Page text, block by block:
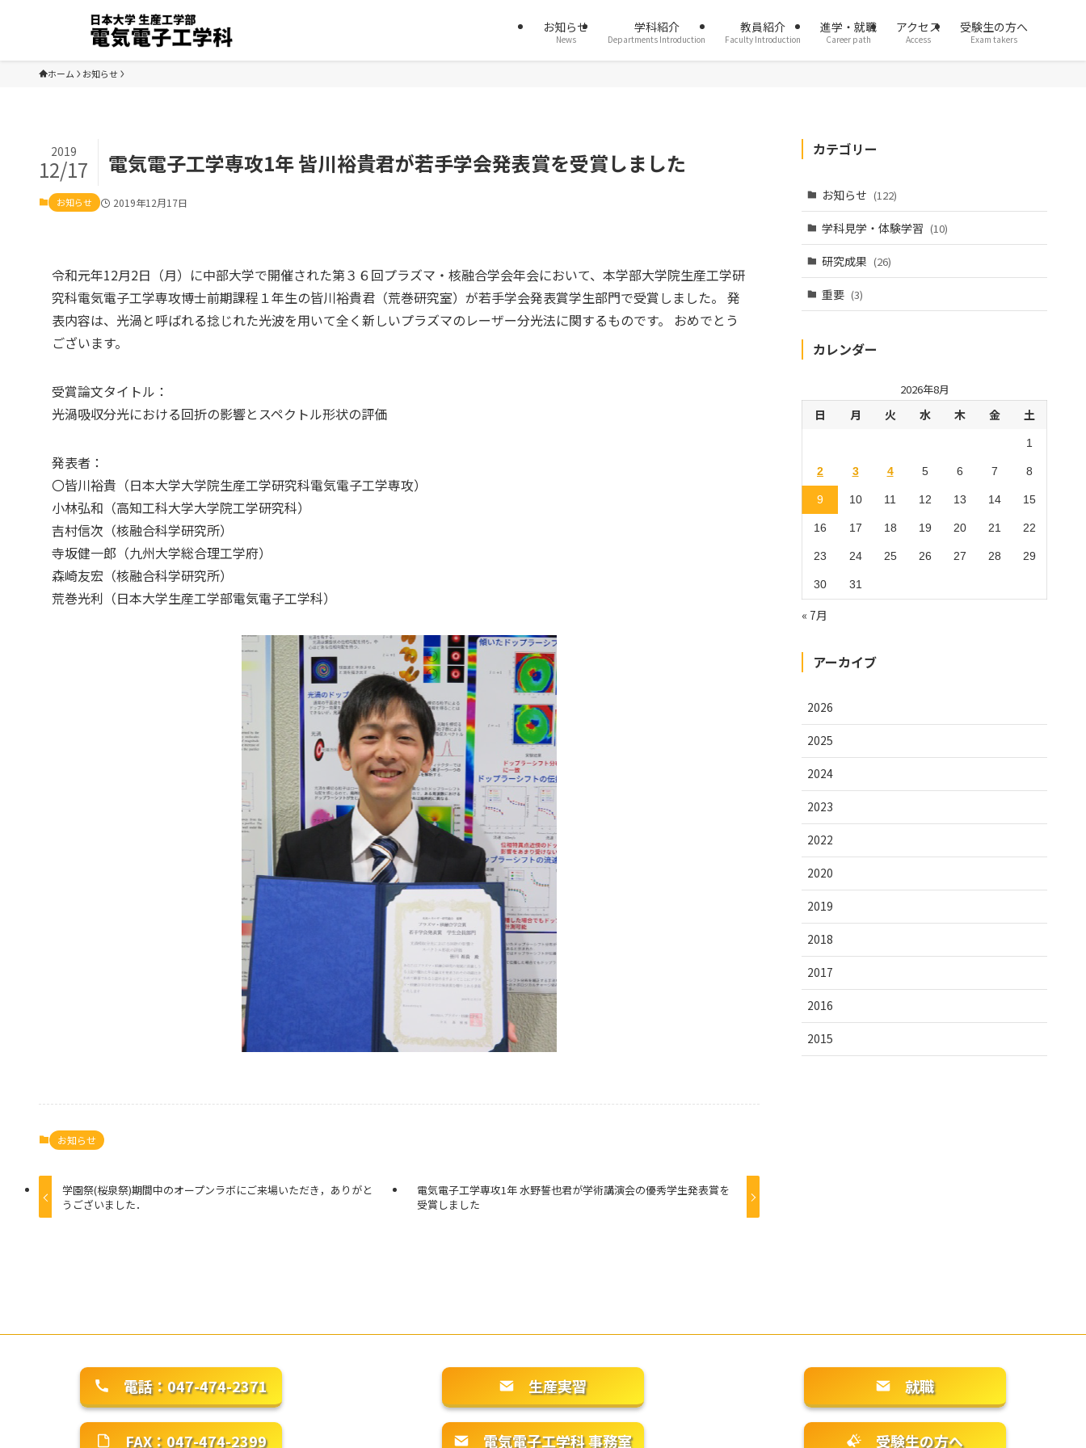
お知らせ
News
学科紹介
Departments Introduction
教員紹介
Faculty Introduction
進学・就職
Career path
アクセス
Access
受験生の方へ
Exam takers
ホーム お知らせ
電気電子工学専攻1年 皆川裕貴君が若手学会発表賞を受賞しました
2019
12/17
お知らせ 2019年12月17日
令和元年12月2日（月）に中部大学で開催された第３６回プラズマ・核融合学会年会において、本学部大学院生産工学研
究科電気電子工学専攻博士前期課程１年生の皆川裕貴君（荒巻研究室）が若手学会発表賞学生部門で受賞しました。 発
表内容は、光渦と呼ばれる捻じれた光波を用いて全く新しいプラズマのレーザー分光法に関するものです。 おめでとう
ございます。
受賞論文タイトル：
光渦吸収分光における回折の影響とスペクトル形状の評価
発表者：
〇皆川裕貴（日本大学大学院生産工学研究科電気電子工学専攻）
小林弘和（高知工科大学大学院工学研究科）
吉村信次（核融合科学研究所）
寺坂健一郎（九州大学総合理工学府）
森崎友宏（核融合科学研究所）
荒巻光利（日本大学生産工学部電気電子工学科）
お知らせ
学園祭(桜泉祭)期間中のオープンラボにご来場いただき，ありがと
うございました．
電気電子工学専攻1年 水野誓也君が学術講演会の優秀学生発表賞を
受賞しました
カテゴリー
お知らせ (122)
学科見学・体験学習 (10)
研究成果 (26)
重要 (3)
カレンダー
2026年8月
日 月 火 水 木 金 土
1
2 3 4 5 6 7 8
9 10 11 12 13 14 15
16 17 18 19 20 21 22
23 24 25 26 27 28 29
30 31
« 7月
アーカイブ
2026
2025
2024
2023
2022
2020
2019
2018
2017
2016
2015
電話：047-474-2371
FAX：047-474-2399
生産実習
電気電子工学科 事務室
就職
受験生の方へ